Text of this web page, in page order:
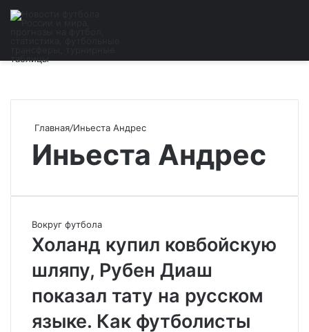
Главная/Иньеста Андрес
Иньеста Андрес
Вокруг футбола
Холанд купил ковбойскую
шляпу, Рубен Диаш
показал тату на русском
языке. Как футболисты